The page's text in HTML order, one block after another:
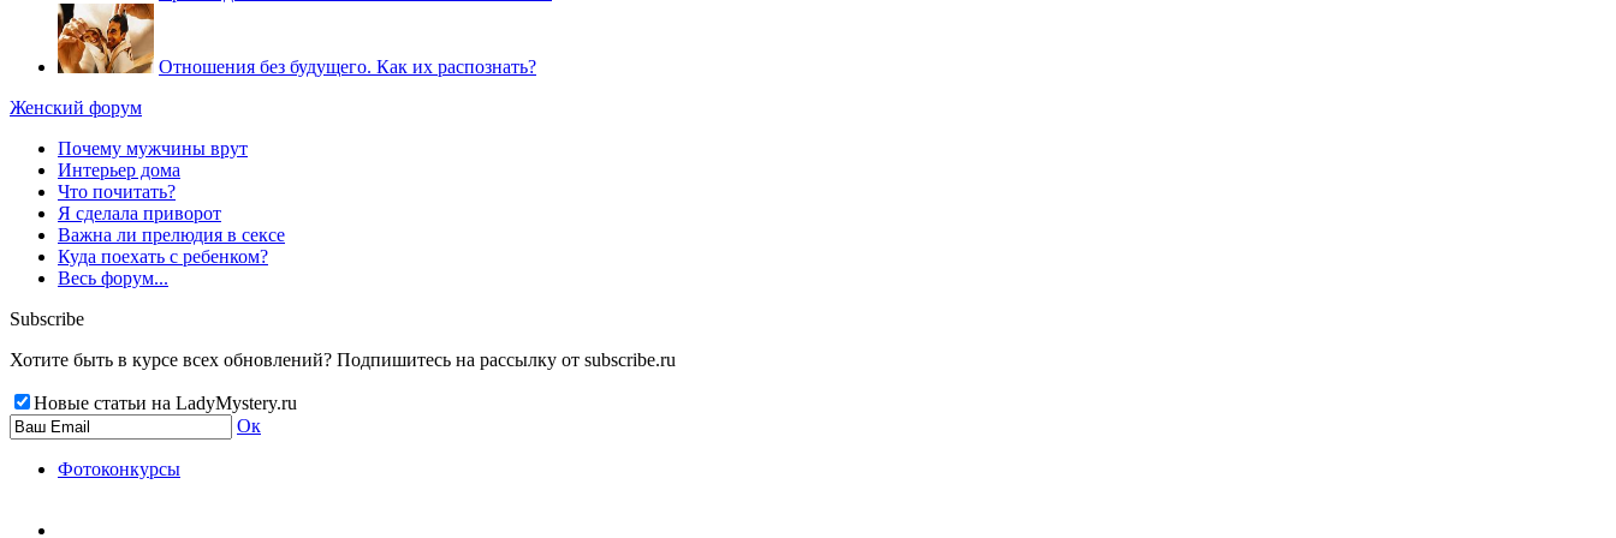
Отношения без будущего. Как их распознать?
Женский форум
Почему мужчины врут
Интерьер дома
Что почитать?
Я сделала приворот
Важна ли прелюдия в сексе
Куда поехать с ребенком?
Весь форум...
Subscribe
Хотите быть в курсе всех обновлений? Подпишитесь на рассылку от subscribe.ru
Новые статьи на LadyMystery.ru
Ок
Фотоконкурсы